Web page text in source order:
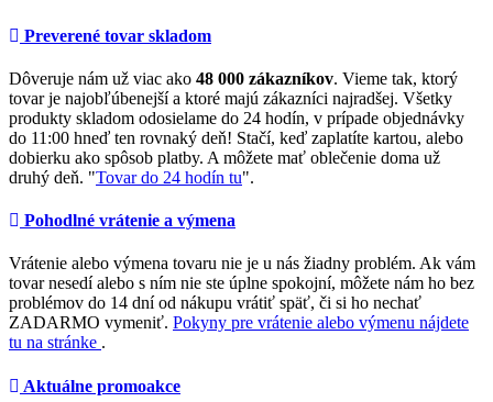
Preverené tovar skladom
Dôveruje nám už viac ako 48 000 zákazníkov. Vieme tak, ktorý
tovar je najobľúbenejší a ktoré majú zákazníci najradšej. Všetky
produkty skladom odosielame do 24 hodín, v prípade objednávky
do 11:00 hneď ten rovnaký deň! Stačí, keď zaplatíte kartou, alebo
dobierku ako spôsob platby. A môžete mať oblečenie doma už
druhý deň. "Tovar do 24 hodín tu".
Pohodlné vrátenie a výmena
Vrátenie alebo výmena tovaru nie je u nás žiadny problém. Ak vám
tovar nesedí alebo s ním nie ste úplne spokojní, môžete nám ho bez
problémov do 14 dní od nákupu vrátiť späť, či si ho nechať
ZADARMO vymeniť. Pokyny pre vrátenie alebo výmenu nájdete
tu na stránke .
Aktuálne promoakce